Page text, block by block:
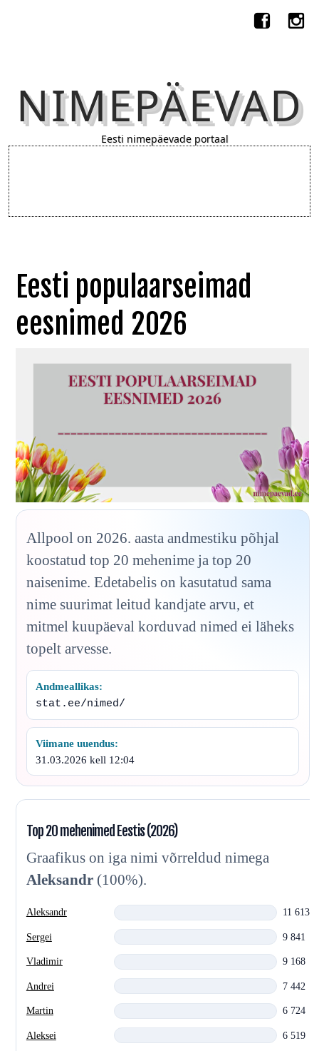
NIMEPÄEVAD
Eesti nimepäevade portaal
Eesti populaarseimad
eesnimed 2026
Allpool on 2026. aasta andmestiku põhjal
koostatud top 20 mehenime ja top 20
naisenime. Edetabelis on kasutatud sama
nime suurimat leitud kandjate arvu, et
mitmel kuupäeval korduvad nimed ei läheks
topelt arvesse.
Andmeallikas:
stat.ee/nimed/
Viimane uuendus:
31.03.2026 kell 12:04
Top 20 mehenimed Eestis (2026)
Graafikus on iga nimi võrreldud nimega
Aleksandr(100%).
Aleksandr 11 613
Sergei 9 841
Vladimir 9 168
Andrei 7 442
Martin 6 724
Aleksei 6 519